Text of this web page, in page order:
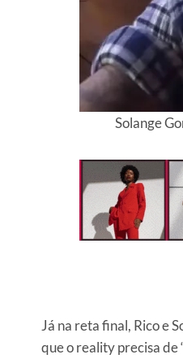
Solange
Já na reta final, Rico e
que o reality precisa de